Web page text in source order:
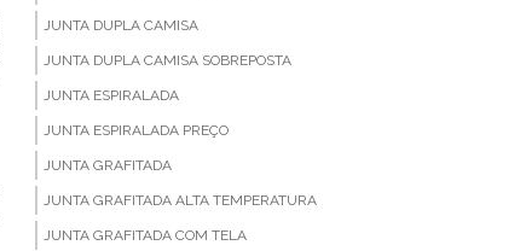
JUNTA DUPLA CAMISA
JUNTA DUPLA CAMISA SOBREPOSTA
JUNTA ESPIRALADA
JUNTA ESPIRALADA PREÇO
JUNTA GRAFITADA
JUNTA GRAFITADA ALTA TEMPERATURA
JUNTA GRAFITADA COM TELA